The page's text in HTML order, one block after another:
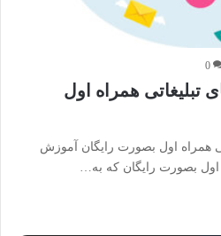
0
همراه اول
همراه اول بصورت رایگان آموزش
بصورت رایگان که به…